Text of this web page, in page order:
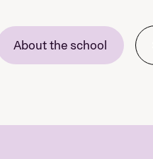
About the school